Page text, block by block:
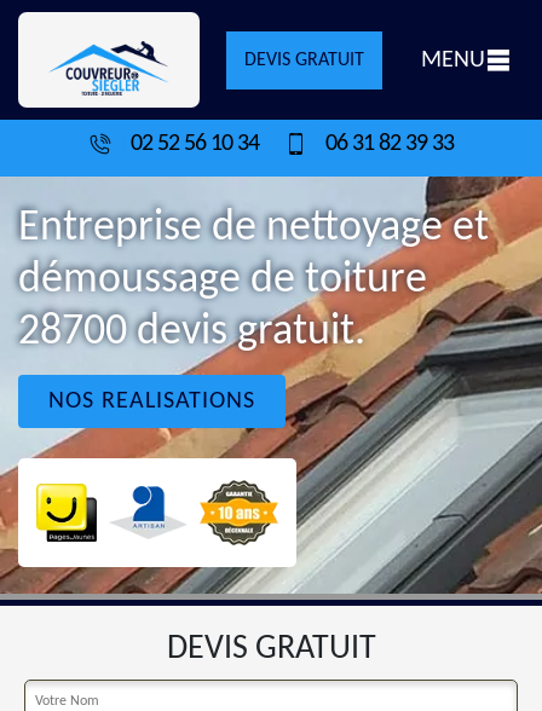
DEVIS GRATUIT MENU
02 52 56 10 34 06 31 82 39 33
Entreprise de nettoyage et
démoussage de toiture
28700 devis gratuit.
NOS REALISATIONS
DEVIS GRATUIT